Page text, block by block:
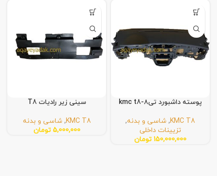
پوسته داشبورد تی۸-kmc t8
KMC T8
, شاسی و بدنه,
تزیینات داخلی
150,000,000 تومان
سینی زیر رادیات T8
KMC T8
, شاسی و بدنه
5,000,000 تومان